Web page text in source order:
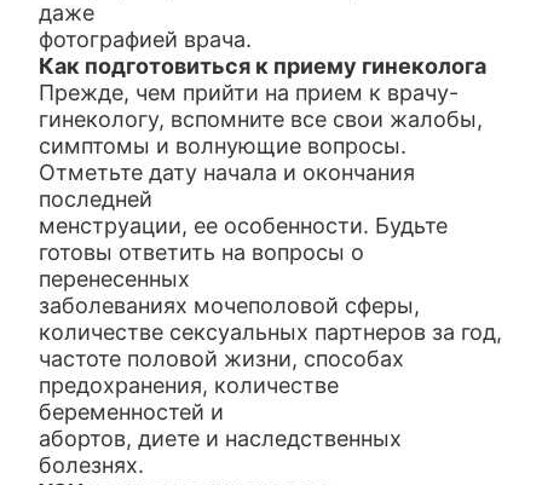
даже
фотографией врача.
Как подготовиться к приему гинеколога
Прежде, чем прийти на прием к врачу-
гинекологу, вспомните все свои жалобы,
симптомы и волнующие вопросы.
Отметьте дату начала и окончания
последней
менструации, ее особенности. Будьте
готовы ответить на вопросы о
перенесенных
заболеваниях мочеполовой сферы,
количестве сексуальных партнеров за год,
частоте половой жизни, способах
предохранения, количестве
беременностей и
абортов, диете и наследственных
болезнях.